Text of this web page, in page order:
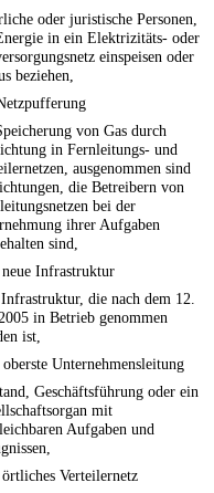
oder juristische Personen,
in ein Elektrizitäts- oder
einspeisen oder
beziehen,
von Gas durch
in Fernleitungs- und
ausgenommen sind
die Betreibern von
bei der
ihrer Aufgaben
sind,
Infrastruktur
die nach dem 12.
in Betrieb genommen
ist,
Unternehmensleitung
Geschäftsführung oder ein
mit
Aufgaben und
Verteilernetz